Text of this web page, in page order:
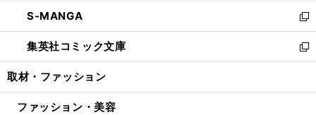
く
で
開
く
ド
ウ
で
開
ウ
ィ
ン
ド
ウ
開
し
い
ウ
ィ
ン
ウ
S-MANGA
新
し
い
ウ
ン
集英社コミック文庫
新
し
ウ
取材・ファッション
ファッション・美容